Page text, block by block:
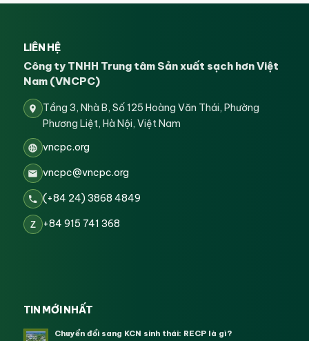
LIÊN HỆ
Công ty TNHH Trung tâm Sản xuất sạch hơn Việt
Nam (VNCPC)
Tầng 3, Nhà B, Số 125 Hoàng Văn Thái, Phường
Phương Liệt, Hà Nội, Việt Nam
vncpc.org
vncpc@vncpc.org
(+84 24) 3868 4849
Z +84 915 741 368
TIN MỚI NHẤT
Chuyển đổi sang KCN sinh thái: RECP là gì?